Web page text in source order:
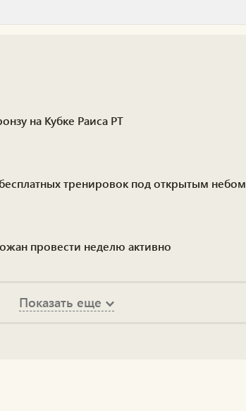
на Кубке Раиса РТ
тренировок под открытым небом
провести неделю активно
Показать еще